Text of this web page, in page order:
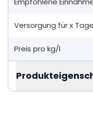
Versorgung für x Tage
Preis pro kg/l